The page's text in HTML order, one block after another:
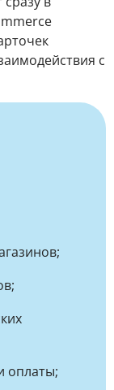
с
оплаты;